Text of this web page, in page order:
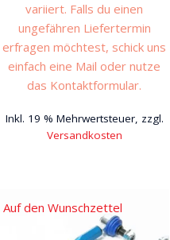
variiert. Falls du einen
ungefähren Liefertermin
erfragen möchtest, schick uns
einfach eine Mail oder nutze
das Kontaktformular.
Inkl. 19 % Mehrwertsteuer, zzgl.
Versandkosten
Auf den Wunschzettel